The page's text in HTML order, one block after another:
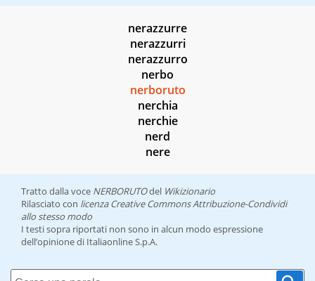
nerazzurre
nerazzurri
nerazzurro
nerbo
nerboruto
nerchia
nerchie
nerd
nere
Tratto dalla voce NERBORUTOdel Wikizionario
Rilasciato con licenza Creative Commons Attribuzione-Condividi
allo stesso modo
I testi sopra riportati non sono in alcun modo espressione
dell’opinione di Italiaonline S.p.A.